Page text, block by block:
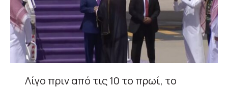
Λίγο πριν από τις 10 το πρωί, το